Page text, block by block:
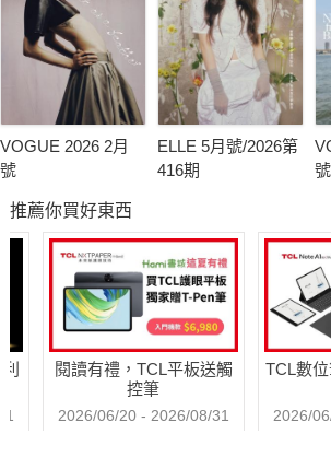
流汗降低身心折舊率
靠『運動』追回青春美貌
小資女抗漲密技
趁換季購入最IN『夏洋裝』
BEST CHOICE
涼夏首選「暢快系洗面乳」
情人節前夕「奇跡美顏技」
9頭身長腿美人『宋紀妍』
VOGUE 2026 2月
號
ELLE 5月號/2026第
416期
號
推薦你買好東西
閱讀有禮，TCL平板送觸
控筆
2026/06/20 - 2026/08/31
TCL數
2026/